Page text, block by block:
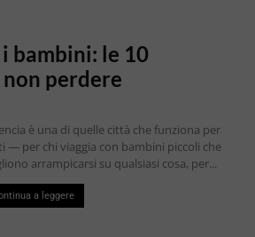
bambini: le 10
perdere
è una di quelle città che funziona per
— per chi viaggia con bambini piccoli che
arrampicarsi su qualsiasi cosa, per...
a leggere